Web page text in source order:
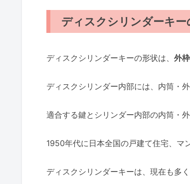
ディスクシリンダーキー
ディスクシリンダーキーの形状は、 外
ディスクシリンダー内部には、内筒・外
適合する鍵とシリンダー内部の内筒・
1950年代に日本全国の戸建て住宅、マ
ディスクシリンダーキーは、現在も多